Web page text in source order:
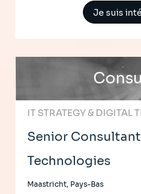
Je suis
IT STRATEGY & DIGITAL
Senior
Technologies
Maastricht, Pays-Bas